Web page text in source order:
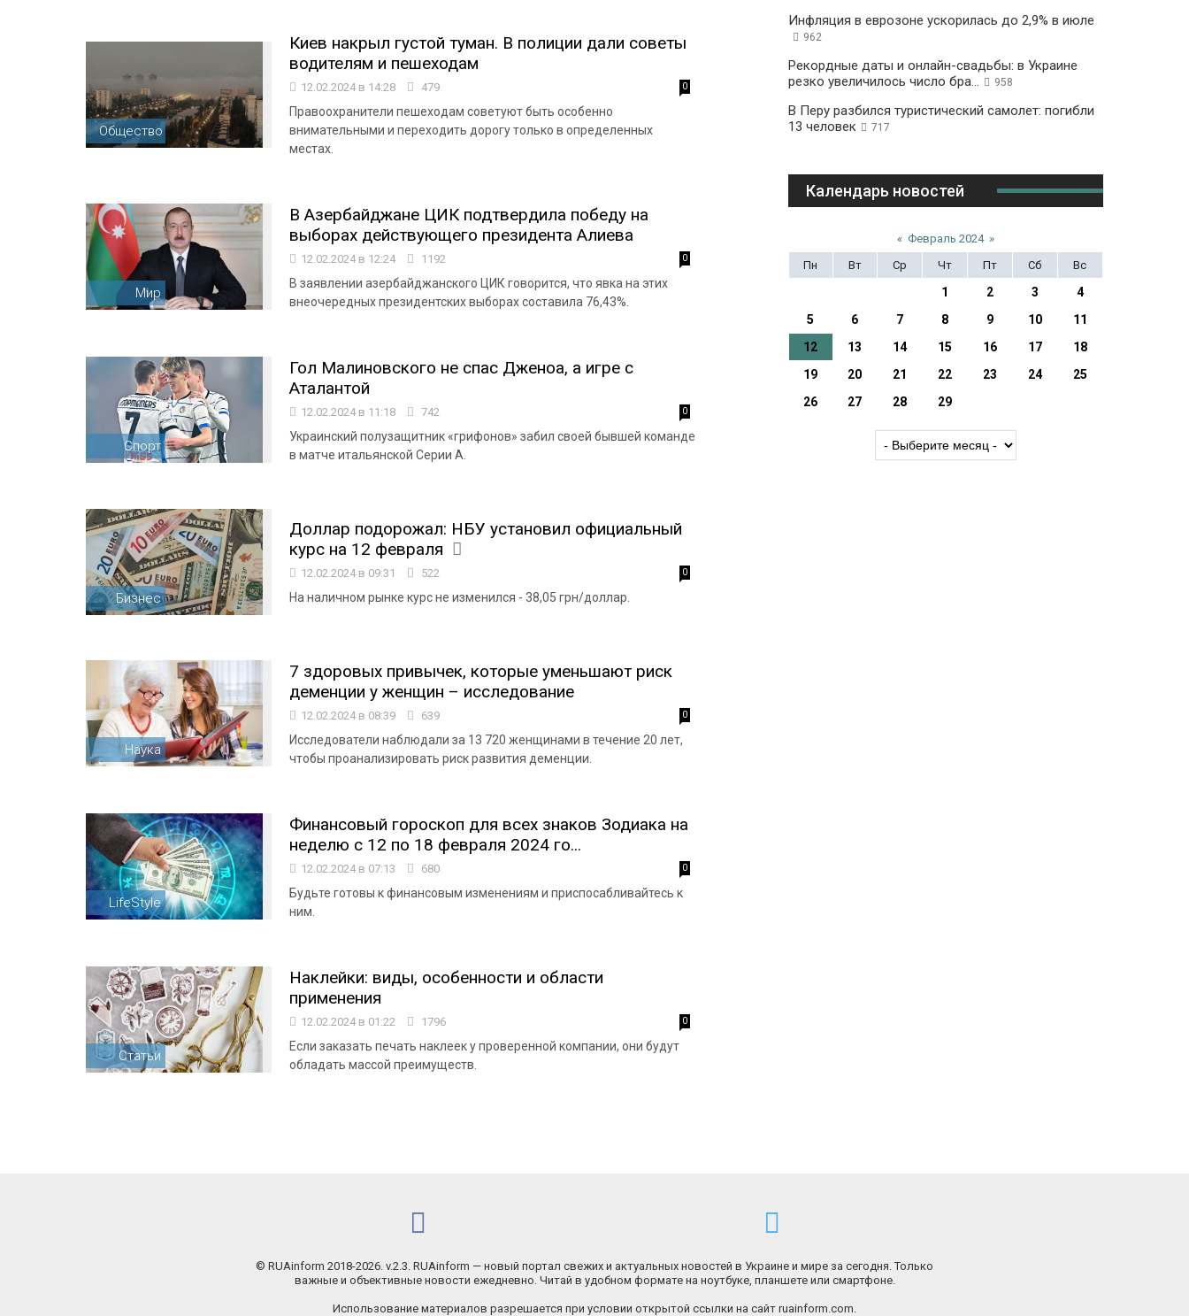
Общество
Киев накрыл густой туман. В полиции дали советы
водителям и пешеходам
12.02.2024 в 14:28 479 0
Правоохранители пешеходам советуют быть особенно
внимательными и переходить дорогу только в определенных
местах.
Мир
В Азербайджане ЦИК подтвердила победу на
выборах действующего президента Алиева
12.02.2024 в 12:24 1192 0
В заявлении азербайджанского ЦИК говорится, что явка на этих
внеочередных президентских выборах составила 76,43%.
Спорт
Гол Малиновского не спас Дженоа, а игре с
Аталантой
12.02.2024 в 11:18 742 0
Украинский полузащитник «грифонов» забил своей бывшей команде
в матче итальянской Серии А.
Бизнес
Доллар подорожал: НБУ установил официальный
курс на 12 февраля
12.02.2024 в 09:31 522 0
На наличном рынке курс не изменился - 38,05 грн/доллар.
Наука
7 здоровых привычек, которые уменьшают риск
деменции у женщин – исследование
12.02.2024 в 08:39 639 0
Исследователи наблюдали за 13 720 женщинами в течение 20 лет,
чтобы проанализировать риск развития деменции.
LifeStyle
Финансовый гороскоп для всех знаков Зодиака на
неделю с 12 по 18 февраля 2024 го...
12.02.2024 в 07:13 680 0
Будьте готовы к финансовым изменениям и приспосабливайтесь к
ним.
Статьи
Наклейки: виды, особенности и области
применения
12.02.2024 в 01:22 1796 0
Если заказать печать наклеек у проверенной компании, они будут
обладать массой преимуществ.
Инфляция в еврозоне ускорилась до 2,9% в июле
962
Рекордные даты и онлайн-свадьбы: в Украине
резко увеличилось число бра...
958
В Перу разбился туристический самолет: погибли
13 человек
717
Календарь новостей
« Февраль 2024 »
Пн
Вт Ср Чт Пт Сб Вс
1 2 3
4
5
6 7 8 9 10
11
12
13 14 15 16 17
18
19
20 21 22 23 24
25
26
27 28 29
© RUAinform 2018-2026. v.2.3. RUAinform — новый портал свежих и актуальных новостей в Украине и мире за сегодня. Только
важные и объективные новости ежедневно. Читай в удобном формате на ноутбуке, планшете или смартфоне.
Использование материалов разрешается при условии открытой ссылки на сайт ruainform.com.